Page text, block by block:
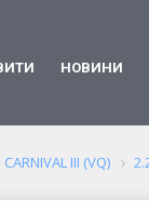
НОВИНИ
III (VQ)